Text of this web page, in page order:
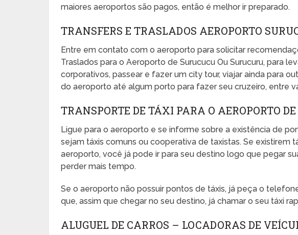
maiores aeroportos são pagos, então é melhor ir preparado.
TRANSFERS E TRASLADOS AEROPORTO
Entre em contato com o aeroporto para solicitar
Traslados para o Aeroporto de Surucucu Ou Surucuru, para
corporativos, passear e fazer um city tour, viajar ainda para
do aeroporto até algum porto para fazer seu cruzeiro, entre
TRANSPORTE DE TÁXI PARA O AEROPORTO
Ligue para o aeroporto e se informe sobre a existência de
sejam táxis comuns ou cooperativa de taxistas. Se existirem
aeroporto, você já pode ir para seu destino logo que pegar
perder mais tempo.
Se o aeroporto não possuir pontos de táxis, já peça o
que, assim que chegar no seu destino, já chamar o seu táxi
ALUGUEL DE CARROS – LOCADORAS DE